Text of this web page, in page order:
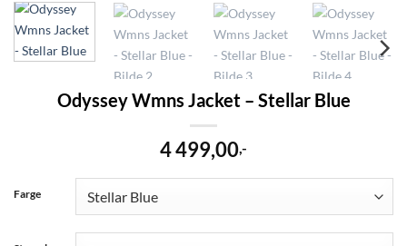
Odyssey Wmns Jacket – Stellar Blue
4 499,00,-
Farge